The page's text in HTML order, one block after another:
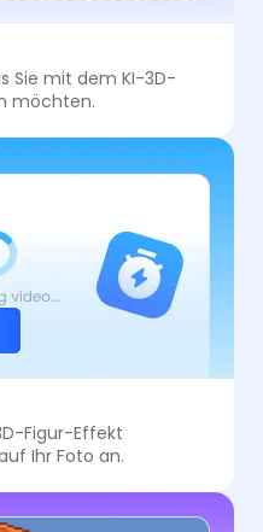
Sie mit dem KI-3D-
möchten.
Figur-Effekt
Ihr Foto an.